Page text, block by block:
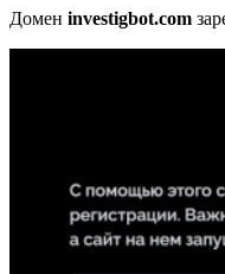
Домен investigbot.com